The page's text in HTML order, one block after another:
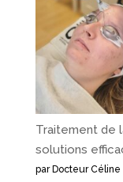
Traitement de
solutions
par Docteur Céline